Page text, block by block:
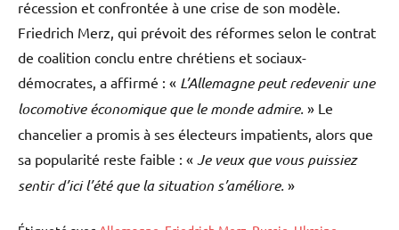
récession et confrontée à une crise de son modèle.
Friedrich Merz, qui prévoit des réformes selon le contrat
de coalition conclu entre chrétiens et sociaux-
démocrates, a affirmé : « L’Allemagne peut redevenir une
locomotive économique que le monde admire. » Le
chancelier a promis à ses électeurs impatients, alors que
sa popularité reste faible : « Je veux que vous puissiez
sentir d’ici l’été que la situation s’améliore. »